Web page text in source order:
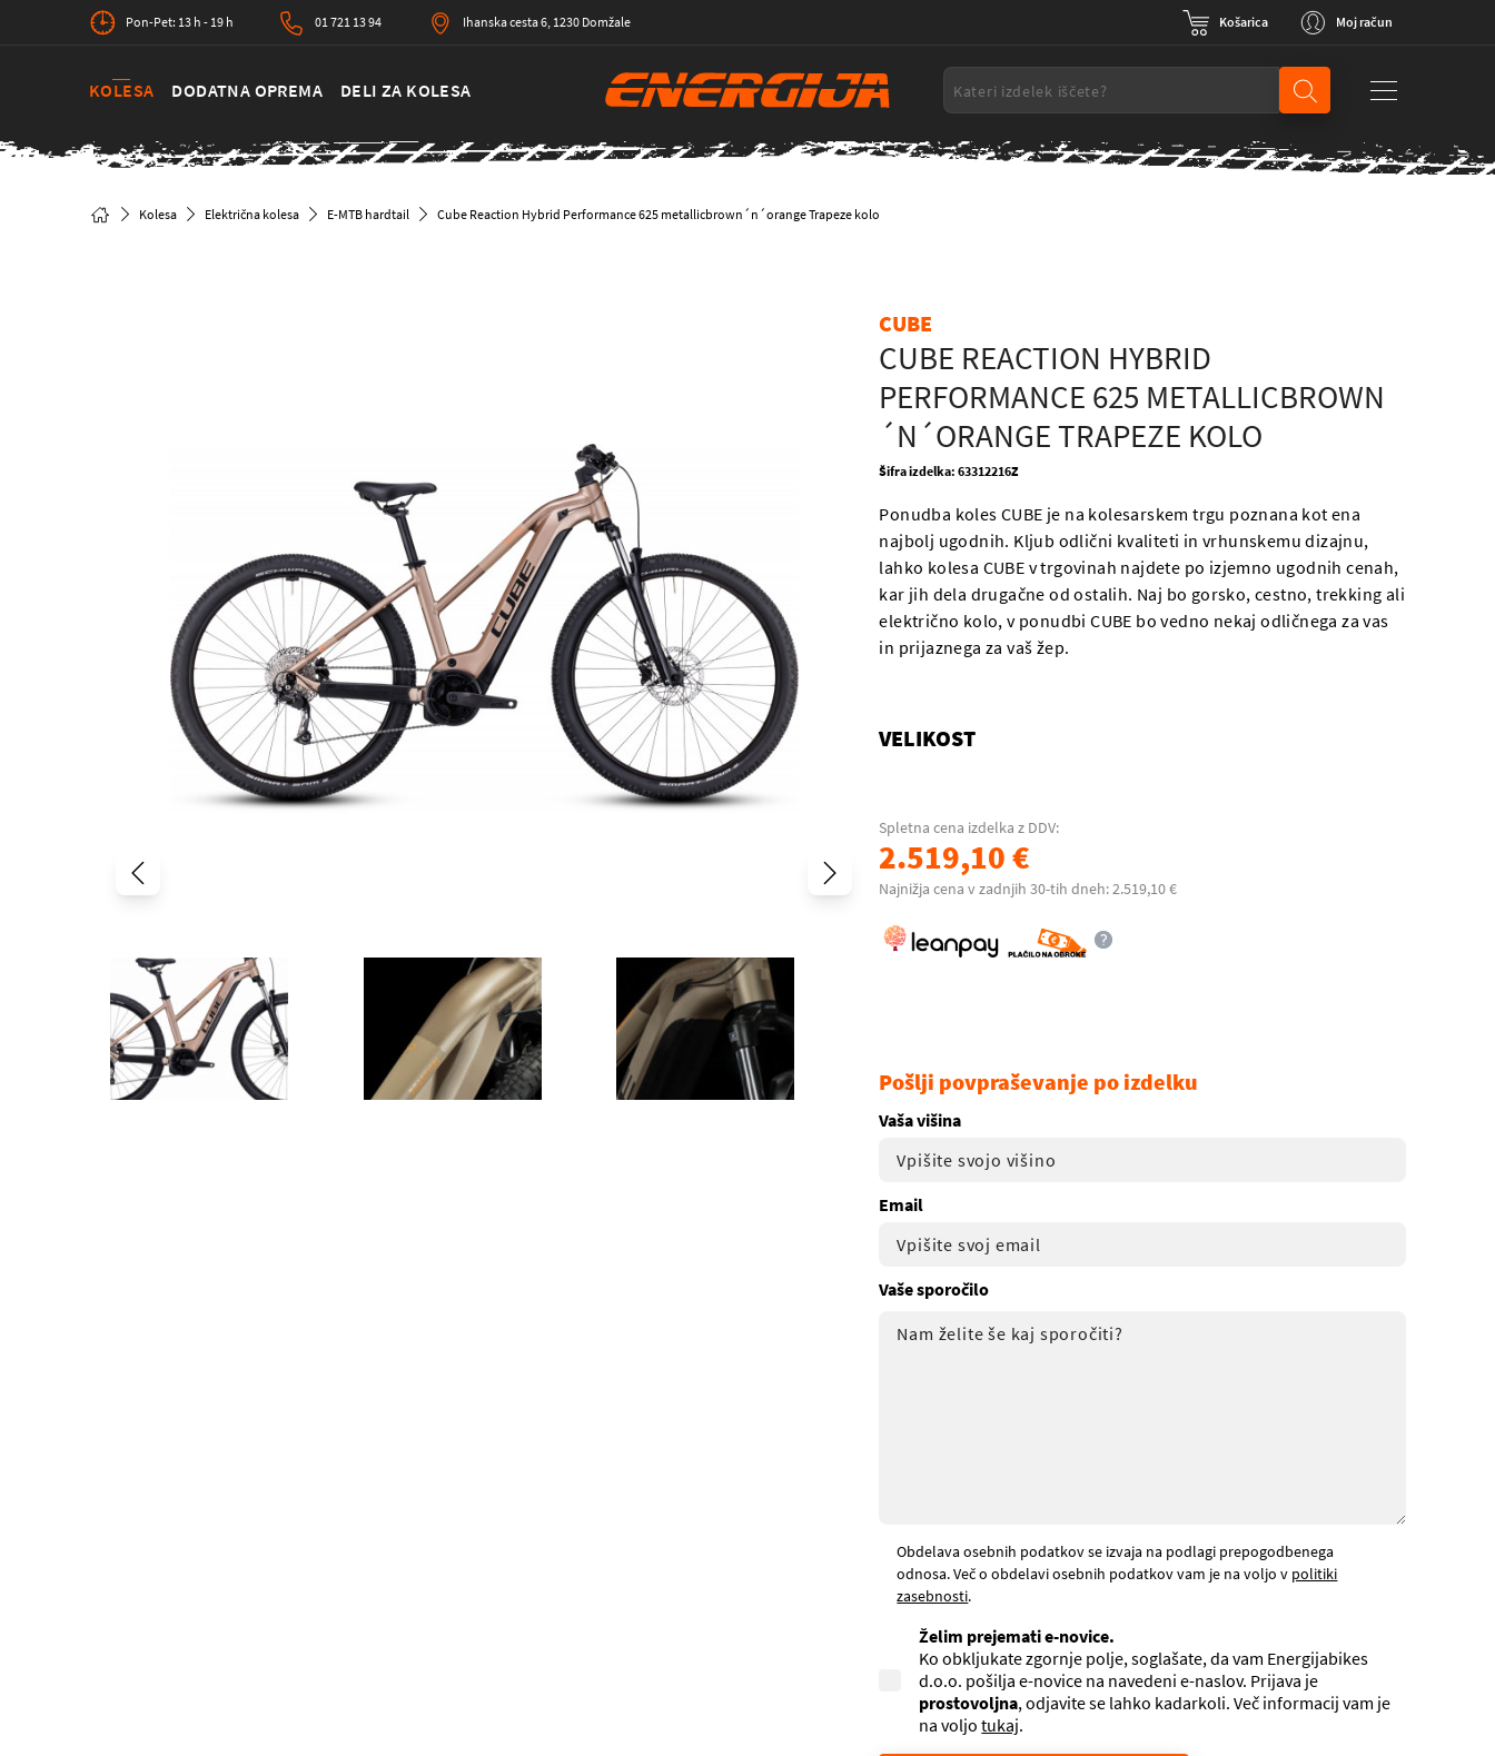
Pon-Pet: 13 h - 19 h 01 721 13 94 Ihanska cesta 6, 1230 Domžale Košarica Moj račun
KOLESA DODATNA OPREMA DELI ZA KOLESA
Kolesa Električna kolesa E-MTB hardtail Cube Reaction Hybrid Performance 625 metallicbrown´n´orange Trapeze kolo
CUBE
CUBE REACTION HYBRID
PERFORMANCE 625 METALLICBROWN
´N´ORANGE TRAPEZE KOLO
Šifra izdelka: 63312216Z
Ponudba koles CUBE je na kolesarskem trgu poznana kot ena
najbolj ugodnih. Kljub odlični kvaliteti in vrhunskemu dizajnu,
lahko kolesa CUBE v trgovinah najdete po izjemno ugodnih cenah,
kar jih dela drugačne od ostalih. Naj bo gorsko, cestno, trekking ali
električno kolo, v ponudbi CUBE bo vedno nekaj odličnega za vas
in prijaznega za vaš žep.
VELIKOST
Spletna cena izdelka z DDV:
2.519,10 €
Najnižja cena v zadnjih 30-tih dneh: 2.519,10 €
Pošlji povpraševanje po izdelku
Vaša višina
Email
Vaše sporočilo
Obdelava osebnih podatkov se izvaja na podlagi prepogodbenega
odnosa. Več o obdelavi osebnih podatkov vam je na voljo v politiki
zasebnosti.
Želim prejemati e-novice.
Ko obkljukate zgornje polje, soglašate, da vam Energijabikes
d.o.o. pošilja e-novice na navedeni e-naslov. Prijava je
prostovoljna, odjavite se lahko kadarkoli. Več informacij vam je
na voljotukaj.